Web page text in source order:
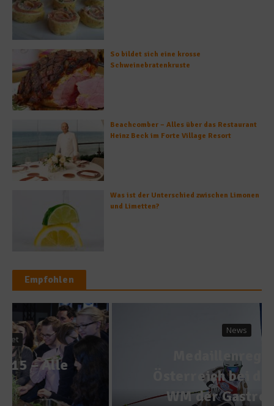
So bildet sich eine krosse
Schweinebratenkruste
Beachcomber – Alles über das Restaurant
Heinz Beck im Forte Village Resort
Was ist der Unterschied zwischen Limonen
und Limetten?
Empfohlen
Medaillenregen für
Österreich bei der 9. Ski-
WM der Gastronomie